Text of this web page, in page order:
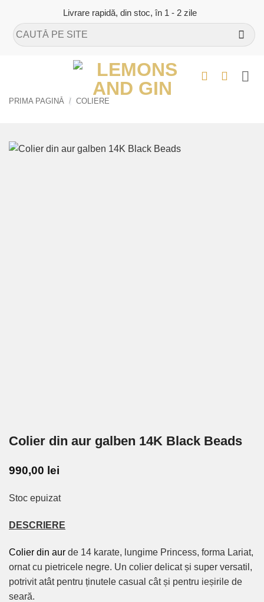
content
Livrare rapidă, din stoc, în 1 - 2 zile
Caută
după:
PRIMA PAGINĂ / COLIERE
Colier din aur galben 14K Black Beads
990,00 lei
Stoc epuizat
DESCRIERE
Colier din aur de 14 karate, lungime Princess, forma Lariat,
ornat cu pietricele negre. Un colier delicat și super versatil,
potrivit atât pentru ținutele casual cât și pentru ieșirile de
seară.